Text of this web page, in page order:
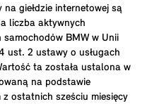
giełdzie internetowej są
liczba aktywnych
BMW w Unii
ust. 2 ustawy o usługach
ta została ustalona w
na podstawie
ostatnich sześciu miesięcy